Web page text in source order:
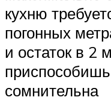
кухню
погонных
и остаток в 2
сомнительна